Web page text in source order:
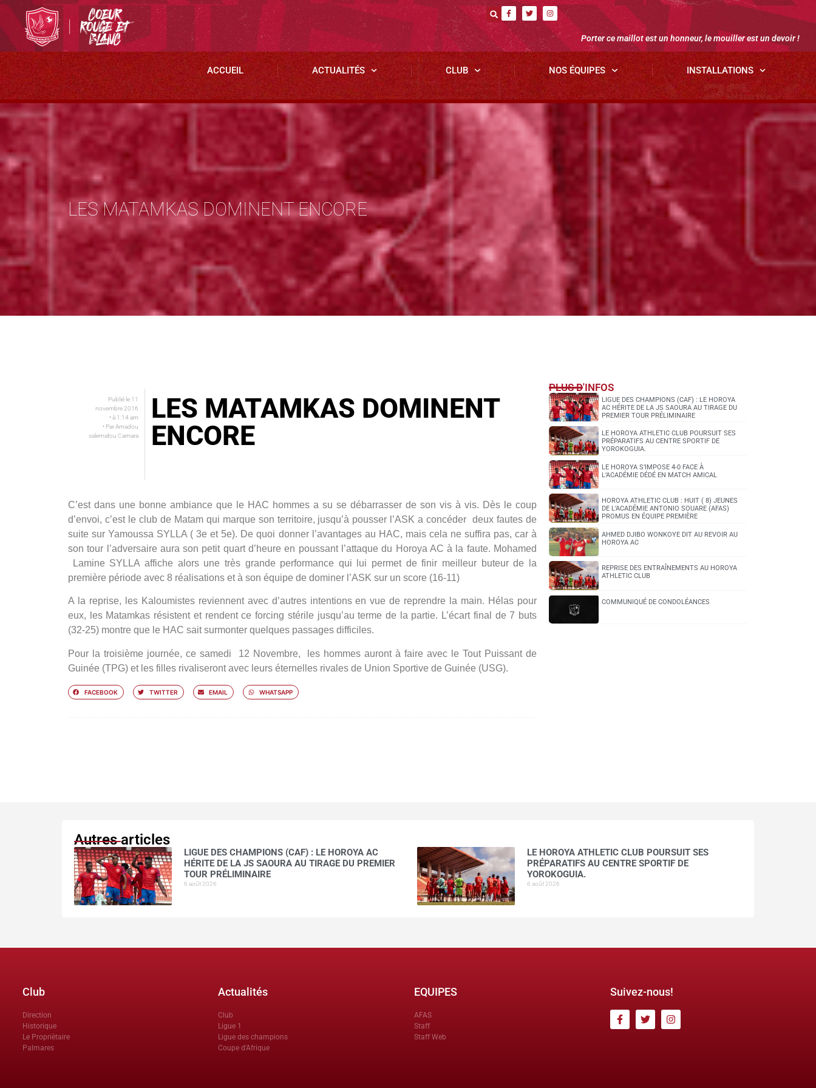
Porter ce maillot est un honneur, le mouiller est un devoir !
ACCUEIL ACTUALITÉS CLUB NOS ÉQUIPES INSTALLATIONS
LES MATAMKAS DOMINENT ENCORE
Publié le 11
novembre 2016
• à 1:14 am
• ParAmadou
salematou Camara
LES MATAMKAS DOMINENT
ENCORE
C’est dans une bonne ambiance que le HAC hommes a su se débarrasser de son vis à vis. Dès le coup
d’envoi, c’est le club de Matam qui marque son territoire, jusqu’à pousser l’ASK a concéder deux fautes de
suite sur Yamoussa SYLLA ( 3e et 5e). De quoi donner l’avantages au HAC, mais cela ne suffira pas, car à
son tour l’adversaire aura son petit quart d’heure en poussant l’attaque du Horoya AC à la faute. Mohamed
Lamine SYLLA affiche alors une très grande performance qui lui permet de finir meilleur buteur de la
première période avec 8 réalisations et à son équipe de dominer l’ASK sur un score (16-11)
A la reprise, les Kaloumistes reviennent avec d’autres intentions en vue de reprendre la main. Hélas pour
eux, les Matamkas résistent et rendent ce forcing stérile jusqu’au terme de la partie. L’écart final de 7 buts
(32-25) montre que le HAC sait surmonter quelques passages difficiles.
Pour la troisième journée, ce samedi 12 Novembre, les hommes auront à faire avec le Tout Puissant de
Guinée (TPG) et les filles rivaliseront avec leurs éternelles rivales de Union Sportive de Guinée (USG).
FACEBOOK TWITTER EMAIL WHATSAPP
PLUS D'INFOS
LIGUE DES CHAMPIONS (CAF) : LE HOROYA
AC HÉRITE DE LA JS SAOURA AU TIRAGE DU
PREMIER TOUR PRÉLIMINAIRE
LE HOROYA ATHLETIC CLUB POURSUIT SES
PRÉPARATIFS AU CENTRE SPORTIF DE
YOROKOGUIA.
LE HOROYA S’IMPOSE 4-0 FACE À
L’ACADÉMIE DÉDÉ EN MATCH AMICAL
HOROYA ATHLETIC CLUB : HUIT ( 8) JEUNES
DE L’ACADÉMIE ANTONIO SOUARE (AFAS)
PROMUS EN ÉQUIPE PREMIÈRE
AHMED DJIBO WONKOYE DIT AU REVOIR AU
HOROYA AC
REPRISE DES ENTRAÎNEMENTS AU HOROYA
ATHLETIC CLUB
COMMUNIQUÉ DE CONDOLÉANCES
Autres articles
LIGUE DES CHAMPIONS (CAF) : LE HOROYA AC
HÉRITE DE LA JS SAOURA AU TIRAGE DU PREMIER
TOUR PRÉLIMINAIRE
6 août 2026
LE HOROYA ATHLETIC CLUB POURSUIT SES
PRÉPARATIFS AU CENTRE SPORTIF DE
YOROKOGUIA.
6 août 2026
Club
Direction
Historique
Le Propriètaire
Palmares
Actualités
Club
Ligue 1
Ligue des champions
Coupe d'Afrique
EQUIPES
AFAS
Staff
Staff Web
Suivez-nous!